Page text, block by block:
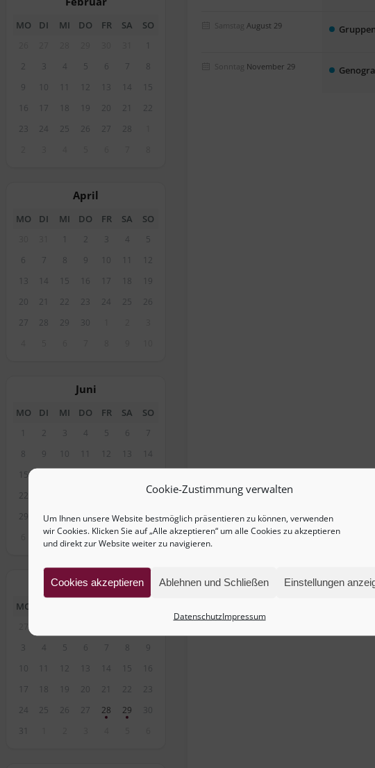
Cookie-Zustimmung verwalten
Um Ihnen unsere Website bestmöglich präsentieren zu können, verwenden
wir Cookies. Klicken Sie auf „Alle akzeptieren“ um alle Cookies zu akzeptieren
und direkt zur Website weiter zu navigieren.
Cookies akzeptieren Ablehnen und Schließen Einstellungen
DatenschutzImpressum
MO DI MI DO FR SA SO
1
2
3 4 5 6 7
8
9
10 11 12 13 14
15
16
17 18 19 20 21
22
23
24 25 26 27 28
April
MO DI MI DO FR SA SO
1 2 3 4
5
6
7 8 9 10 11
12
13
14 15 16 17 18
19
20
21 22 23 24 25
26
27
28 29 30
Juni
MO DI MI DO FR SA SO
1 2 3 4 5 6
7
8
9 10 11 12 13
14
15
22
28
29
30 1 2 3 4
5
7 8 9 10 11 12
August
MO
3
4 5 6 7 8
9
10
11 12 13 14 15
16
17
18 19 20 21 22
23
24
25 26 27 28 29
30
31
Samstag August 29
Sonntag November 29